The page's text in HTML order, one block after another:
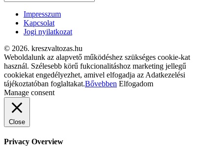
Impresszum
Kapcsolat
Jogi nyilatkozat
© 2026. kreszvaltozas.hu
Weboldalunk az alapvető működéshez szükséges cookie-kat
használ. Szélesebb körű fukcionalitáshoz marketing jellegű
cookiekat engedélyezhet, amivel elfogadja az Adatkezelési
tájékoztatóban foglaltakat.Bővebben Elfogadom
Manage consent
Close
Privacy Overview